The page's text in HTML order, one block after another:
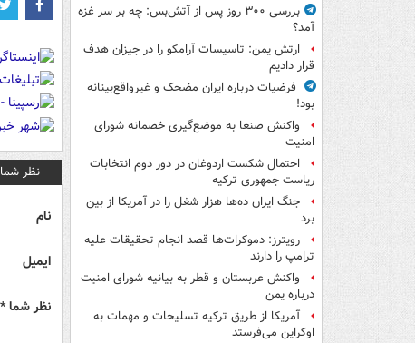
بررسی ۳۰۰ روز پس از آتش‌بس: چه بر سر غزه
آمد؟
ارتش یمن: تاسیسات آرامکو را در جیزان هدف
قرار دادیم
فرضیات درباره ایران مضحک و غیرواقع‌بینانه
بود!
واکنش صنعا به موضع‌گیری خصمانه شورای
امنیت
احتمال شکست اردوغان در دور دوم انتخابات
ریاست جمهوری ترکیه
جنگ ایران ده‌ها هزار شغل را در آمریکا از بین
برد
رویترز: دموکرات‌ها قصد انجام تحقیقات علیه
ترامپ را دارند
واکنش عربستان و قطر به بیانیه شورای امنیت
درباره یمن
آمریکا از طریق ترکیه تسلیحات و مهمات به
اوکراین می‌فرستد
نظر شما
نام
ایمیل
نظر شما *